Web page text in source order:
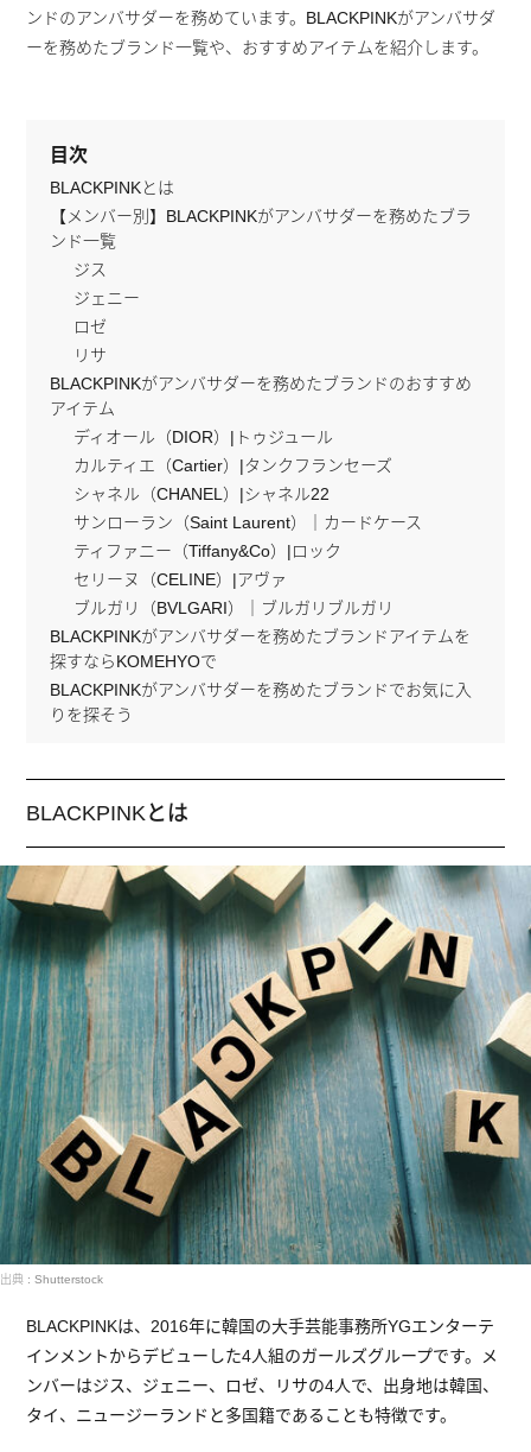
ンドのアンバサダーを務めています。BLACKPINKがアンバサダ
ーを務めたブランド一覧や、おすすめアイテムを紹介します。
目次
BLACKPINKとは
【メンバー別】BLACKPINKがアンバサダーを務めたブラ
ンド一覧
ジス
ジェニー
ロゼ
リサ
BLACKPINKがアンバサダーを務めたブランドのおすすめ
アイテム
ディオール（DIOR）|トゥジュール
カルティエ（Cartier）|タンクフランセーズ
シャネル（CHANEL）|シャネル22
サンローラン（Saint Laurent）｜カードケース
ティファニー（Tiffany&Co）|ロック
セリーヌ（CELINE）|アヴァ
ブルガリ（BVLGARI）｜ブルガリブルガリ
BLACKPINKがアンバサダーを務めたブランドアイテムを
探すならKOMEHYOで
BLACKPINKがアンバサダーを務めたブランドでお気に入
りを探そう
BLACKPINKとは
出典 : Shutterstock
BLACKPINKは、2016年に韓国の大手芸能事務所YGエンターテ
インメントからデビューした4人組のガールズグループです。メ
ンバーはジス、ジェニー、ロゼ、リサの4人で、出身地は韓国、
タイ、ニュージーランドと多国籍であることも特徴です。